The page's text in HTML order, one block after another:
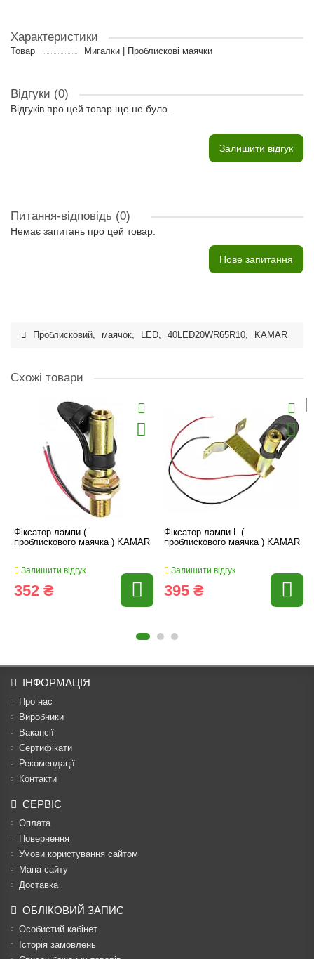
Характеристики
Товар Мигалки | Проблискові маячки
Відгуки (0)
Відгуків про цей товар ще не було.
Залишити відгук
Питання-відповідь (0)
Немає запитань про цей товар.
Нове запитання
Проблисковий, маячок, LED, 40LED20WR65R10, KAMAR
Схожі товари
Фіксатор лампи (
проблискового маячка ) KAMAR
Залишити відгук
352 ₴
Фіксатор лампи L (
проблискового маячка ) KAMAR
Залишити відгук
395 ₴
ІНФОРМАЦІЯ
Про нас
Виробники
Вакансії
Сертифікати
Рекомендації
Контакти
СЕРВІС
Оплата
Повернення
Умови користування сайтом
Мапа сайту
Доставка
ОБЛІКОВИЙ ЗАПИС
Особистий кабінет
Історія замовлень